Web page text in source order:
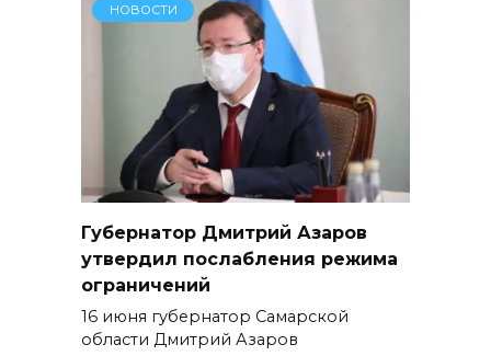
НОВОСТИ
Губернатор Дмитрий Азаров
утвердил послабления режима
ограничений
16 июня губернатор Самарской
области Дмитрий Азаров